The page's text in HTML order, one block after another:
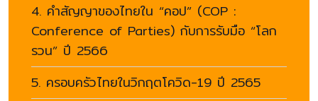
4. คำสัญญาของไทยใน “คอป” (COP :
Conference of Parties) กับการรับมือ “โลก
รวน” ปี 2566
5. ครอบครัวไทยในวิกฤตโควิด-19 ปี 2565